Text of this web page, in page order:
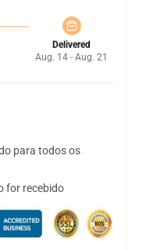
Delivered
Aug. 14 - Aug. 21
para todos os
for recebido